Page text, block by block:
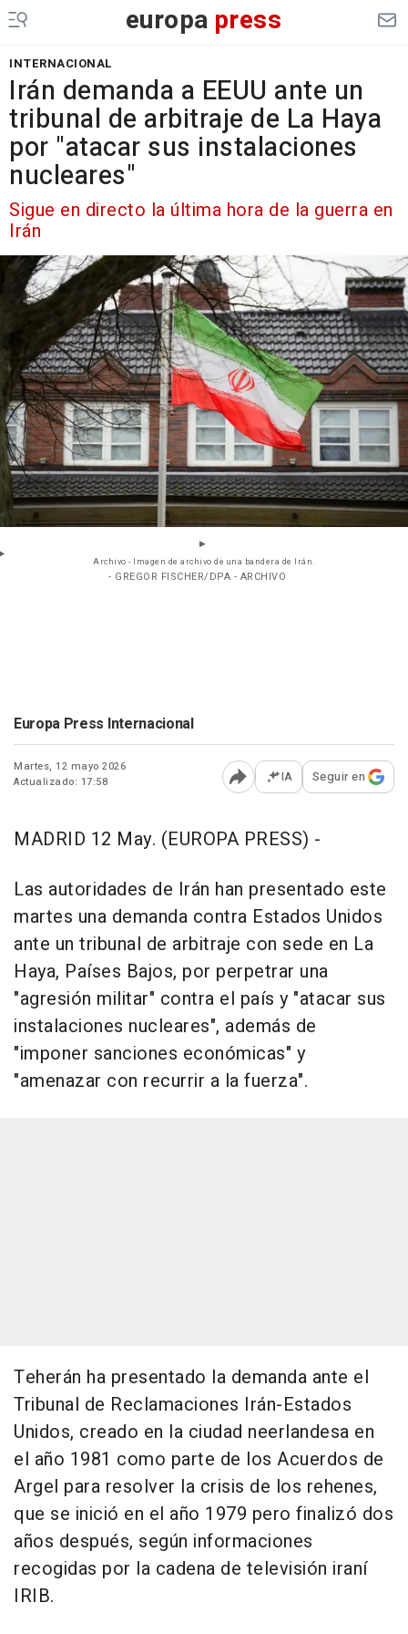
europa press
INTERNACIONAL
Irán demanda a EEUU ante un
tribunal de arbitraje de La Haya
por "atacar sus instalaciones
nucleares"
Sigue en directo la última hora de la guerra en
Irán
Archivo - Imagen de archivo de una bandera de Irán.
- GREGOR FISCHER/DPA - ARCHIVO
Europa Press Internacional
Martes, 12 mayo 2026
Actualizado: 17:58
Abrir opciones para
IA Seguir en
MADRID 12 May. (EUROPA PRESS) -
Las autoridades de Irán han presentado este
martes una demanda contra Estados Unidos
ante un tribunal de arbitraje con sede en La
Haya, Países Bajos, por perpetrar una
"agresión militar" contra el país y "atacar sus
instalaciones nucleares", además de
"imponer sanciones económicas" y
"amenazar con recurrir a la fuerza".
Teherán ha presentado la demanda ante el
Tribunal de Reclamaciones Irán-Estados
Unidos, creado en la ciudad neerlandesa en
el año 1981 como parte de los Acuerdos de
Argel para resolver la crisis de los rehenes,
que se inició en el año 1979 pero finalizó dos
años después, según informaciones
recogidas por la cadena de televisión iraní
IRIB.